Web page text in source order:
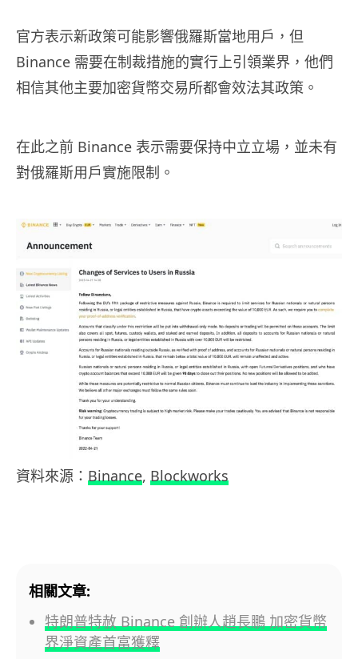
官方表示新政策可能影響俄羅斯當地用戶，但
Binance 需要在制裁措施的實行上引領業界，他們
相信其他主要加密貨幣交易所都會效法其政策。
在此之前 Binance 表示需要保持中立立場，並未有
對俄羅斯用戶實施限制。
資料來源： Binance, Blockworks
相關文章:
特朗普特赦 Binance 創辦人趙長鵬 加密貨幣
界淨資產首富獲釋